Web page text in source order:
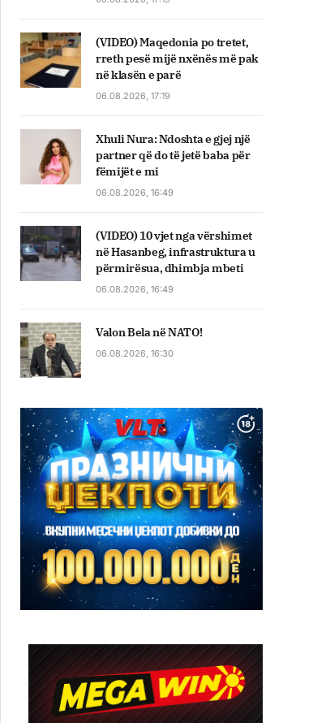
(VIDEO) Maqedonia po tretet,
rreth pesë mijë nxënës më pak
në klasën e parë
06.08.2026, 17:19
Xhuli Nura: Ndoshta e gjej një
partner që do të jetë baba për
fëmijët e mi
06.08.2026, 16:49
(VIDEO) 10 vjet nga vërshimet
në Hasanbeg, infrastruktura u
përmirësua, dhimbja mbeti
06.08.2026, 16:49
Valon Bela në NATO!
06.08.2026, 16:30